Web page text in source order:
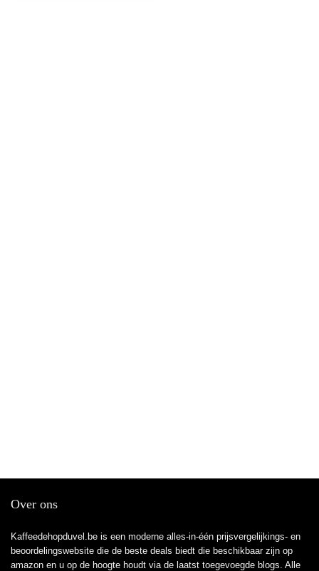
Over ons
Kaffeedehopduvel.be is een moderne alles-in-één prijsvergelijkings- en
beoordelingswebsite die de beste deals biedt die beschikbaar zijn op
amazon en u op de hoogte houdt via de laatst toegevoegde blogs. Alle